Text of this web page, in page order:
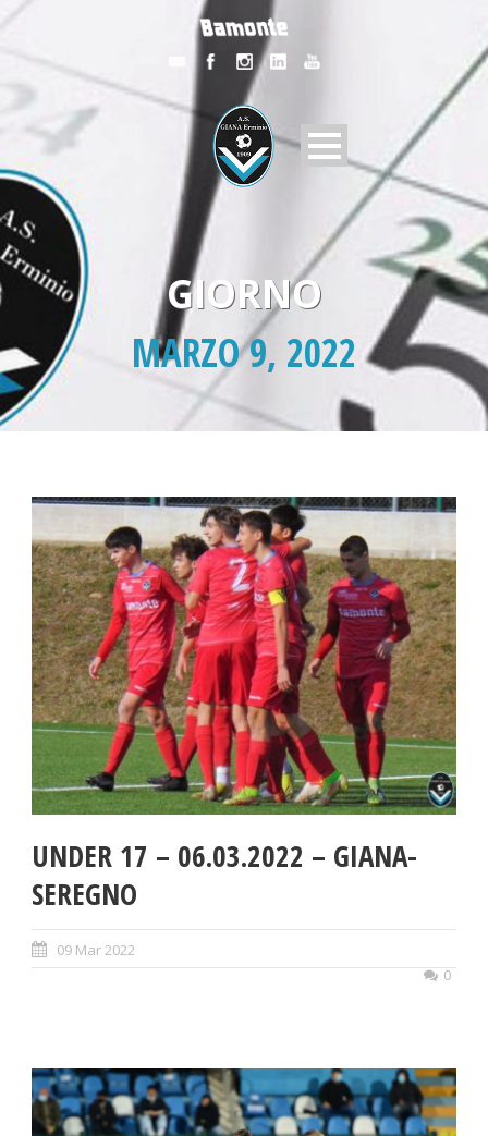
GIORNO
MARZO 9, 2022
UNDER 17 – 06.03.2022 – GIANA-
SEREGNO
09 Mar 2022
0